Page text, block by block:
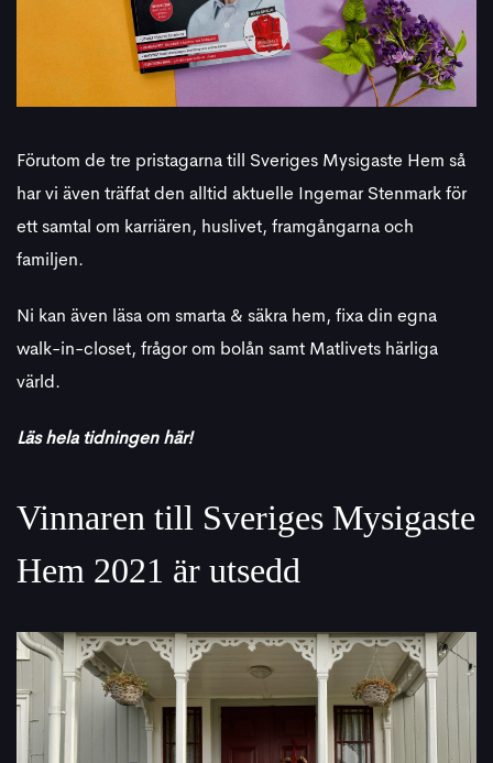
Förutom de tre pristagarna till Sveriges Mysigaste Hem så
har vi även träffat den alltid aktuelle Ingemar Stenmark för
ett samtal om karriären, huslivet, framgångarna och
familjen.
Ni kan även läsa om smarta & säkra hem, fixa din egna
walk-in-closet, frågor om bolån samt Matlivets härliga
värld.
Läs hela tidningen här!
Vinnaren till Sveriges Mysigaste
Hem 2021 är utsedd